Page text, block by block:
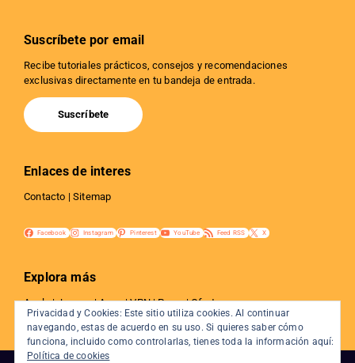
Suscríbete por email
Recibe tutoriales prácticos, consejos y recomendaciones
exclusivas directamente en tu bandeja de entrada.
Suscríbete
Enlaces de interes
Contacto | Sitemap
Facebook Instagram Pinterest YouTube Feed RSS X
Explora más
Apple|Juegos|Apps|VPN|Proxy|Ofertas
Privacidad| Tutoriales|Web y SEO |Internet
Privacidad y Cookies: Este sitio utiliza cookies. Al continuar
navegando, estas de acuerdo en su uso. Si quieres saber cómo
funciona, incluido como controlarlas, tienes toda la información aquí:
Política de cookies